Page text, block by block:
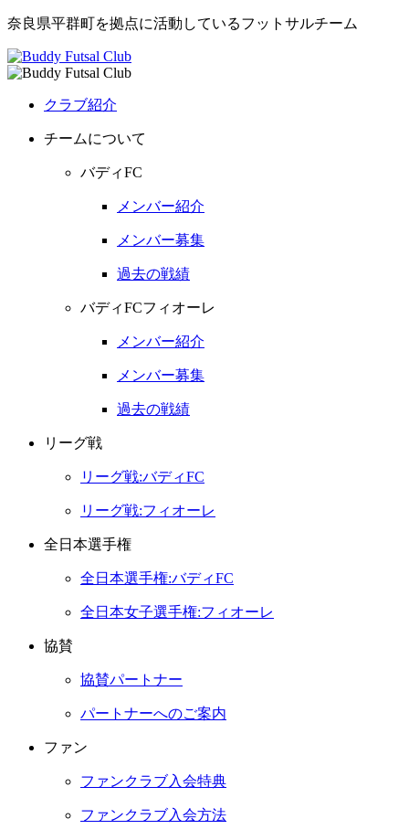
奈良県平群町を拠点に活動しているフットサルチーム
クラブ紹介
チームについて
バディFC
メンバー紹介
メンバー募集
過去の戦績
バディFCフィオーレ
メンバー紹介
メンバー募集
過去の戦績
リーグ戦
リーグ戦:バディFC
リーグ戦:フィオーレ
全日本選手権
全日本選手権:バディFC
全日本女子選手権:フィオーレ
協賛
協賛パートナー
パートナーへのご案内
ファン
ファンクラブ入会特典
ファンクラブ入会方法